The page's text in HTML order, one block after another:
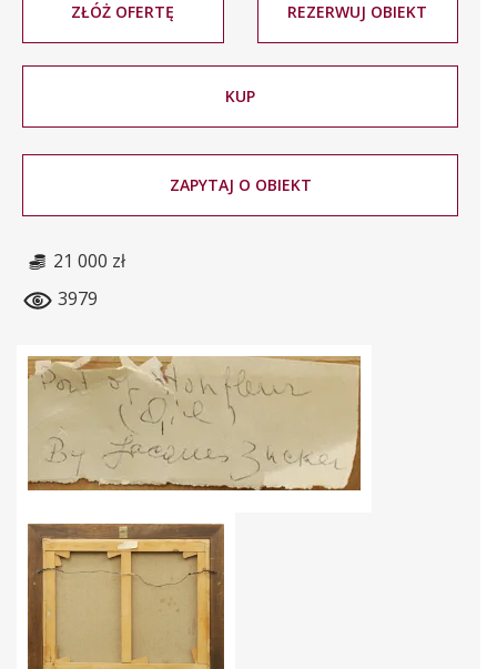
ZŁÓŻ OFERTĘ REZERWUJ OBIEKT
KUP
ZAPYTAJ O OBIEKT
21 000 zł
3979